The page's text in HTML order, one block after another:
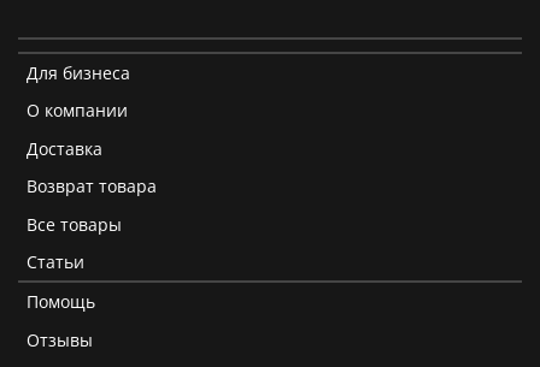
Для бизнеса
О компании
Доставка
Возврат товара
Все товары
Статьи
Помощь
Отзывы